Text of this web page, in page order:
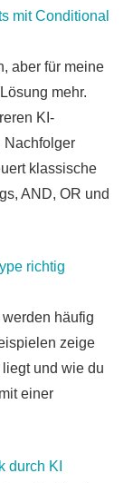
mit Conditional
aber für meine
mehr.
KI-
Nachfolger
klassische
AND, OR und
richtig
häufig
zeige
und wie du
einer
durch KI